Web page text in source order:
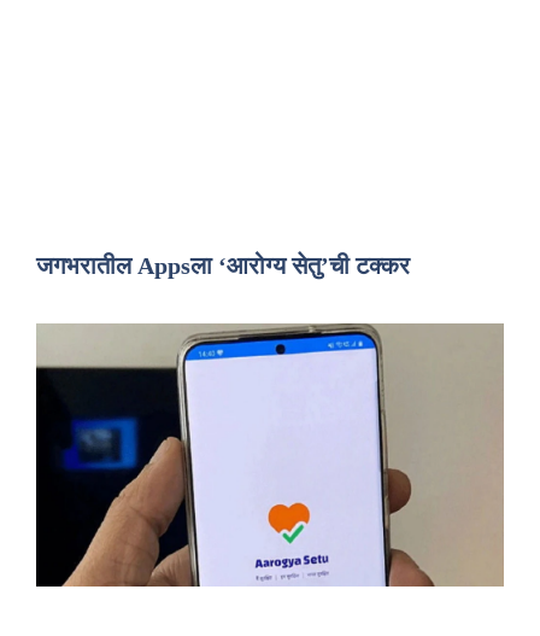
जगभरातील Appsला ‘आरोग्य सेतु’ची टक्कर